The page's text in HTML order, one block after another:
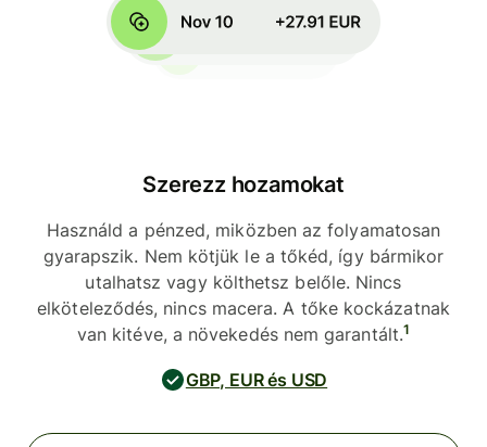
Szerezz hozamokat
Használd a pénzed, miközben az folyamatosan
gyarapszik. Nem kötjük le a tőkéd, így bármikor
utalhatsz vagy költhetsz belőle. Nincs
elköteleződés, nincs macera. A tőke kockázatnak
van kitéve, a növekedés nem garantált.1
GBP, EUR és USD